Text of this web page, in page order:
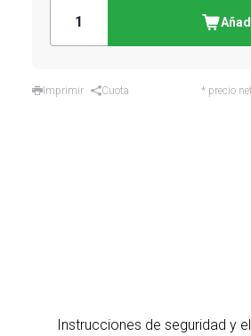
Imprimir Cuota * precio
Instrucciones de seguridad y